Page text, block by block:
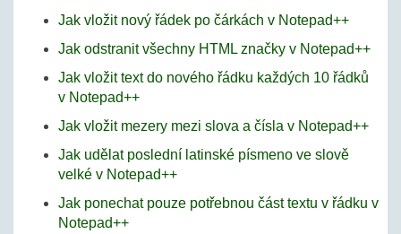
Jak vložit nový řádek po čárkách v Notepad++
Jak odstranit všechny HTML značky v Notepad++
Jak vložit text do nového řádku každých 10 řádků
v Notepad++
Jak vložit mezery mezi slova a čísla v Notepad++
Jak udělat poslední latinské písmeno ve slově
velké v Notepad++
Jak ponechat pouze potřebnou část textu v řádku v
Notepad++